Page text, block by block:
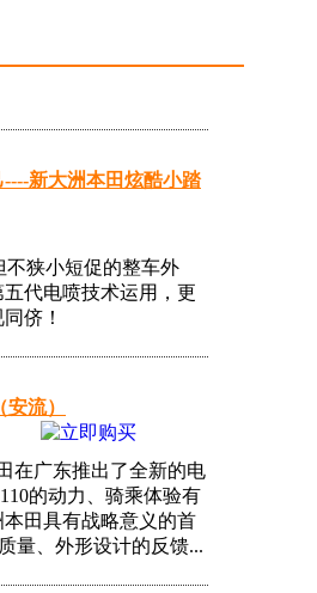
新大洲本田炫酷小踏
不狭小短促的整车外
代电喷技术运用，更
侪！
流）
在广东推出了全新的电
的动力、骑乘体验有
田具有战略意义的首
量、外形设计的反馈...